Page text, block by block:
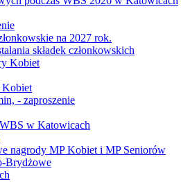
na 2027 rok.
składek członkowskich
Kobiet
Kobiet
- zaproszenie
w Katowicach
nagrody MP Kobiet i MP Seniorów
Brydżowe